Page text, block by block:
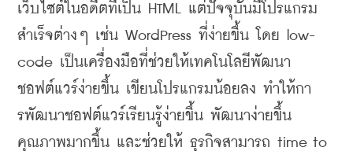
เว็บไซต์ในอดีตที่เป็น HTML แต่ปัจจุบันมีโปรแกรม
สำเร็จต่างๆ เช่น WordPress ที่ง่ายขึ้น โดย low-
code เป็นเครื่องมือที่ช่วยให้เทคโนโลยีพัฒนา
ชอฟต์แวร์ง่ายขึ้น เขียนโปรแกรมน้อยลง ทำให้กา
รพัฒนาชอฟต์แวร์เรียนรู้ง่ายขึ้น พัฒนาง่ายขึ้น
คุณภาพมากขึ้น และช่วยให้ ธุรกิจสามารถ time to